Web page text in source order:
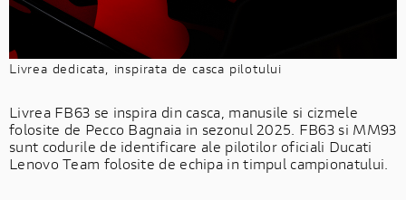
Livrea dedicata, inspirata de casca pilotului
Livrea FB63 se inspira din casca, manusile si cizmele
folosite de Pecco Bagnaia in sezonul 2025. FB63 si MM93
sunt codurile de identificare ale pilotilor oficiali Ducati
Lenovo Team folosite de echipa in timpul campionatului.